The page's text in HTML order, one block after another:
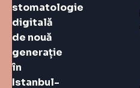
stomatologie
digitală
de nouă
generație
în
Istanbul-